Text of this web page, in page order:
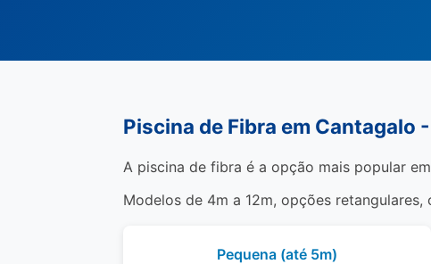
Piscina de Fibra em Cantagalo
A piscina de fibra é a opção mais popular
Modelos de 4m a 12m, opções
Pequena (até 5m)